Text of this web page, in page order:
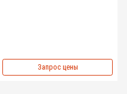
Запрос цены